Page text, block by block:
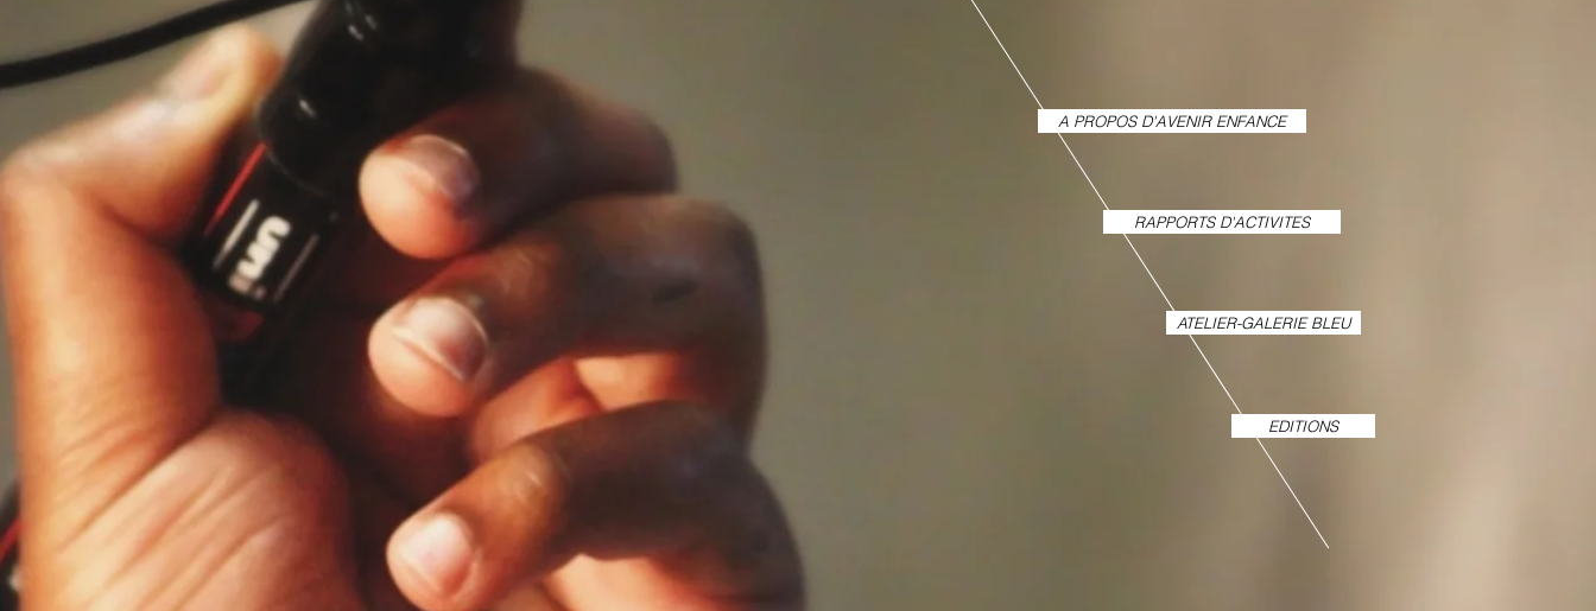
A PROPOS D'AVENIR ENFANCE
RAPPORTS D'ACTIVITES
ATELIER-GALERIE BLEU
EDITIONS